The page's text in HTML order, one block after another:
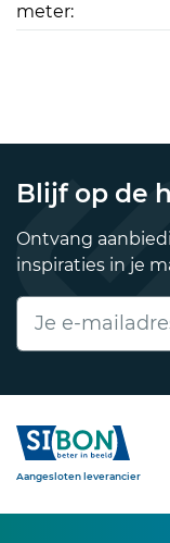
meter:
Blijf op de
Ontvang
inspiraties in je
E-mailadres
Sibon
Aangesloten leverancier